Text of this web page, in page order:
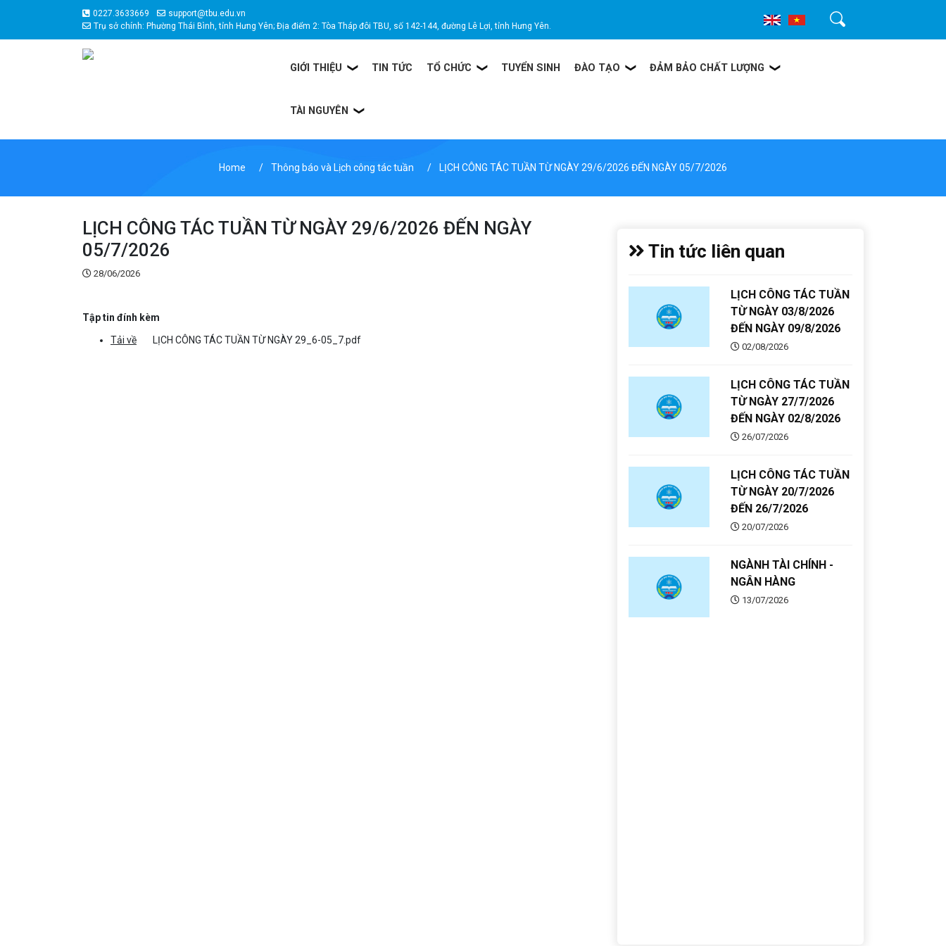
0227.3633669
support@tbu.edu.vn
Trụ sở chính: Phường Thái Bình, tỉnh Hưng Yên; Địa điểm 2: Tòa Tháp đôi TBU, số 142-144, đường Lê Lợi, tỉnh Hưng Yên.
Tìm kiếm
GIỚI THIỆU TIN TỨC TỔ CHỨC TUYỂN SINH ĐÀO TẠO ĐẢM BẢO CHẤT LƯỢNG
TÀI NGUYÊN
Home Thông báo và Lịch công tác tuần LỊCH CÔNG TÁC TUẦN TỪ NGÀY 29/6/2026 ĐẾN NGÀY 05/7/2026
LỊCH CÔNG TÁC TUẦN TỪ NGÀY 29/6/2026 ĐẾN NGÀY
05/7/2026
28/06/2026
Tập tin đính kèm
Tải về
LỊCH CÔNG TÁC TUẦN TỪ NGÀY 29_6-05_7.pdf
Tin tức liên quan
LỊCH CÔNG TÁC TUẦN
TỪ NGÀY 03/8/2026
ĐẾN NGÀY 09/8/2026
02/08/2026
LỊCH CÔNG TÁC TUẦN
TỪ NGÀY 27/7/2026
ĐẾN NGÀY 02/8/2026
26/07/2026
LỊCH CÔNG TÁC TUẦN
TỪ NGÀY 20/7/2026
ĐẾN 26/7/2026
20/07/2026
NGÀNH TÀI CHÍNH -
NGÂN HÀNG
13/07/2026